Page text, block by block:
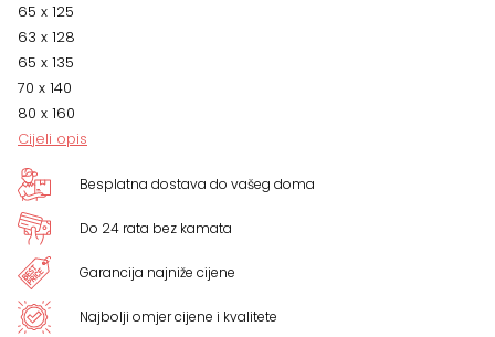
65 x 125
63 x 128
65 x 135
70 x 140
80 x 160
Cijeli opis
Besplatna dostava do vašeg doma
Do 24 rata bez kamata
Garancija najniže cijene
Najbolji omjer cijene i kvalitete